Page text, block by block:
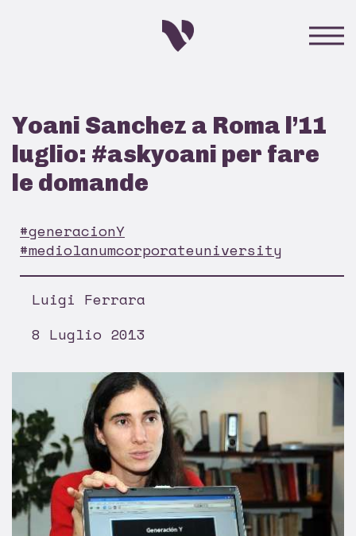
Yoani Sanchez a Roma l’11
luglio: #askyoani per fare
le domande
#generacionY
#mediolanumcorporateuniversity
Luigi Ferrara
8 Luglio 2013